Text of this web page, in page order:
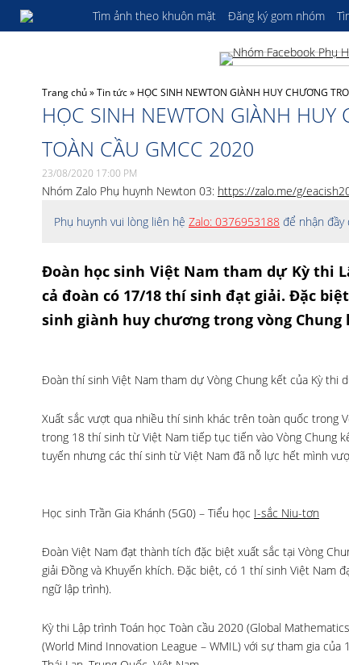
Tìm ảnh theo khuôn mặt Đăng ký gom nhóm
Trang chủ»Tin tức» HỌC SINH NEWTON GIÀNH HUY CHƯƠNG
HỌC SINH NEWTON GIÀNH HUY
TOÀN CẦU GMCC 2020
23/08/2020 17:00 PM
Nhóm Zalo Phụ huynh Newton 03: https://zalo.me/g/
Phụ huynh vui lòng liên hệ Zalo: 0376953188 để nhận
Đoàn học sinh Việt Nam tham dự Kỳ thi
cả đoàn có 17/18 thí sinh đạt giải. Đặc
sinh giành huy chương trong vòng Chung
Đoàn thí sinh Việt Nam tham dự Vòng Chung kết của Kỳ thi
Xuất sắc vượt qua nhiều thí sinh khác trên toàn quốc trong
trong 18 thí sinh từ Việt Nam tiếp tục tiến vào Vòng Chung
tuyến nhưng các thí sinh từ Việt Nam đã nỗ lực hết mình
Học sinh Trần Gia Khánh (5G0) – Tiểu học I-sắc Niu-tơn
Đoàn Việt Nam đạt thành tích đặc biệt xuất sắc tại Vòng
giải Đồng và Khuyến khích. Đặc biệt, có 1 thí sinh Việt Nam
ngữ lập trình).
Kỳ thi Lập trình Toán học Toàn cầu 2020 (Global
(World Mind Innovation League – WMIL) với sự tham gia